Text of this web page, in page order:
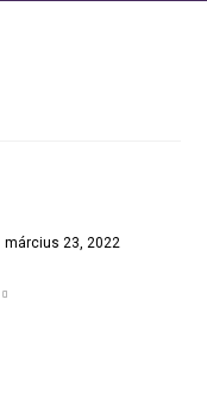
március 23, 2022